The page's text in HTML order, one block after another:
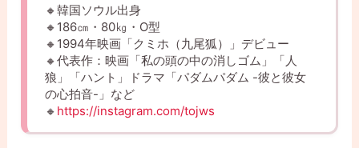
🔸韓国ソウル出身
🔸186㎝・80㎏・O型
🔸1994年映画「クミホ（九尾狐）」デビュー
🔸代表作：映画「私の頭の中の消しゴム」「人
狼」「ハント」ドラマ「パダムパダム -彼と彼女
の心拍音-」など
🔸 https://instagram.com/tojws